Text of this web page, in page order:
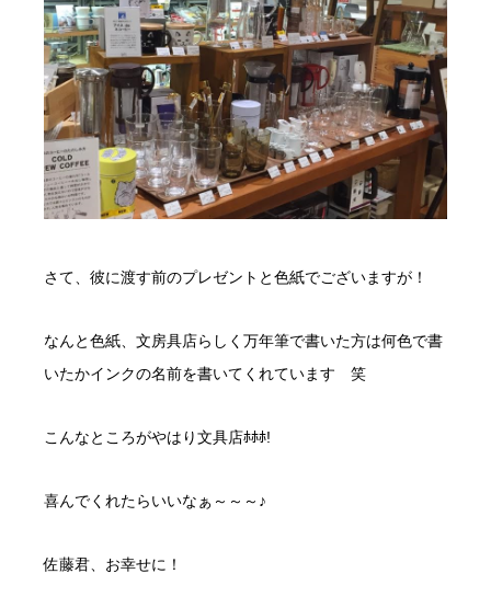
さて、彼に渡す前のプレゼントと色紙でございますが！
なんと色紙、文房具店らしく万年筆で書いた方は何色で書
いたかインクの名前を書いてくれています 笑
こんなところがやはり文具店ﾎﾎﾎ!
喜んでくれたらいいなぁ～～～♪
佐藤君、お幸せに！